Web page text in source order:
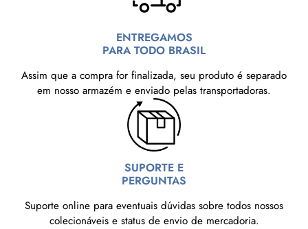
ENTREGAMOS
PARA TODO BRASIL
Assim que a compra for finalizada, seu produto é separado
em nosso armazém e enviado pelas transportadoras.
SUPORTE E
PERGUNTAS
Suporte online para eventuais dúvidas sobre todos nossos
colecionáveis e status de envio de mercadoria.